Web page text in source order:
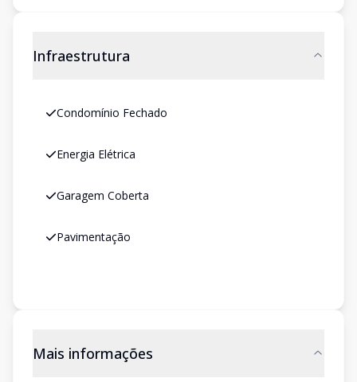
Infraestrutura
Condomínio Fechado
Energia Elétrica
Garagem Coberta
Pavimentação
Mais informações